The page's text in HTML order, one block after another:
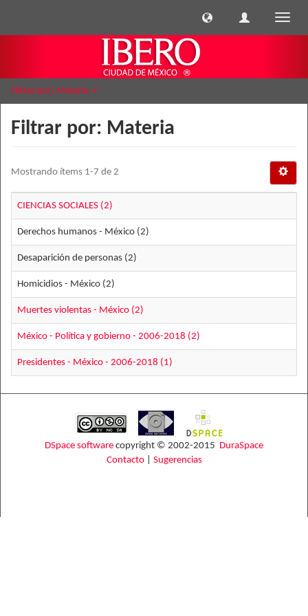
Filtrar por: Materia
Filtrar por: Materia
Mostrando ítems 1-7 de 2
CIENCIAS SOCIALES (2)
Derechos humanos - México (2)
Desaparición de personas (2)
Homicidios - México (2)
Muertes violentas - México (2)
México - Política y gobierno - 2006-2018 (2)
Presidentes - México - 2006-2018 (1)
DSpace software copyright © 2002-2015 DuraSpace
Contacto| Sugerencias